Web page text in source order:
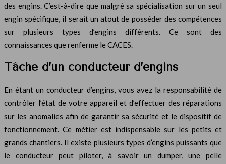
des engins. C’est-à-dire que malgré sa spécialisation sur un seul
engin spécifique, il serait un atout de posséder des compétences
sur plusieurs types d’engins différents. Ce sont des
connaissances que renferme le CACES.
Tâche d’un conducteur d’engins
En étant un conducteur d’engins, vous avez la responsabilité de
contrôler l’état de votre appareil et d’effectuer des réparations
sur les anomalies afin de garantir sa sécurité et le dispositif de
fonctionnement. Ce métier est indispensable sur les petits et
grands chantiers. Il existe plusieurs types d’engins puissants que
le conducteur peut piloter, à savoir un dumper, une pelle